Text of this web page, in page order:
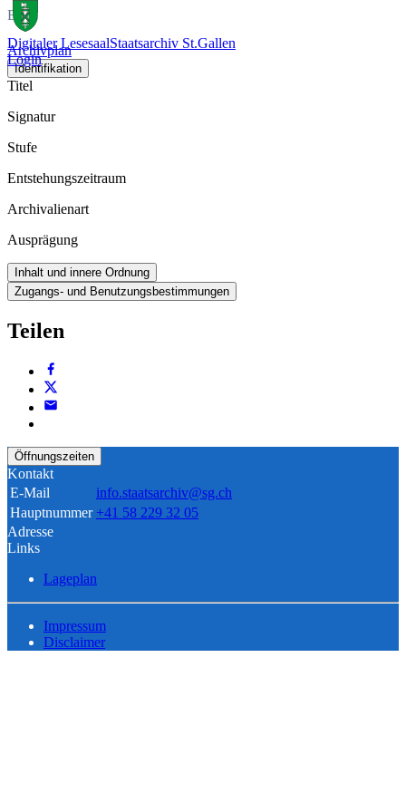
Digitaler LesesaalStaatsarchiv St.Gallen
Login
Buch
Archivplan
Identifikation
Titel
Signatur
Stufe
Entstehungszeitraum
Archivalienart
Ausprägung
Inhalt und innere Ordnung
Zugangs- und Benutzungsbestimmungen
Teilen
Öffnungszeiten
Kontakt
E-Mail
info.staatsarchiv@sg.ch
Hauptnummer +41 58 229 32 05
Adresse
Links
Lageplan
Impressum
Disclaimer